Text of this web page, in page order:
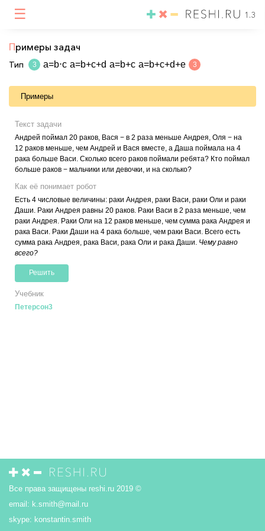
☰ 1.3
Примеры задач
Тип 3 a=b⋅c a=b+c+d a=b+c a=b+c+d+e 3
Примеры
Текст задачи
Андрей поймал 20 раков, Вася − в 2 раза меньше Андрея, Оля − на
12 раков меньше, чем Андрей и Вася вместе, а Даша поймала на 4
рака больше Васи. Сколько всего раков поймали ребята? Кто поймал
больше раков − мальчики или девочки, и на сколько?
Как её понимает робот
Есть 4 числовые величины: раки Андрея, раки Васи, раки Оли и раки
Даши. Раки Андрея равны 20 раков. Раки Васи в 2 раза меньше, чем
раки Андрея. Раки Оли на 12 раков меньше, чем сумма рака Андрея и
рака Васи. Раки Даши на 4 рака больше, чем раки Васи. Всего есть
сумма рака Андрея, рака Васи, рака Оли и рака Даши. Чему равно
всего?
Решить
Учебник
Петерсон3
Все права защищены reshi.ru 2019 ©
email: k.smith@mail.ru
skype: konstantin.smith